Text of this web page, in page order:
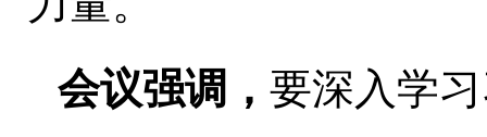
会议强调， 要深入学